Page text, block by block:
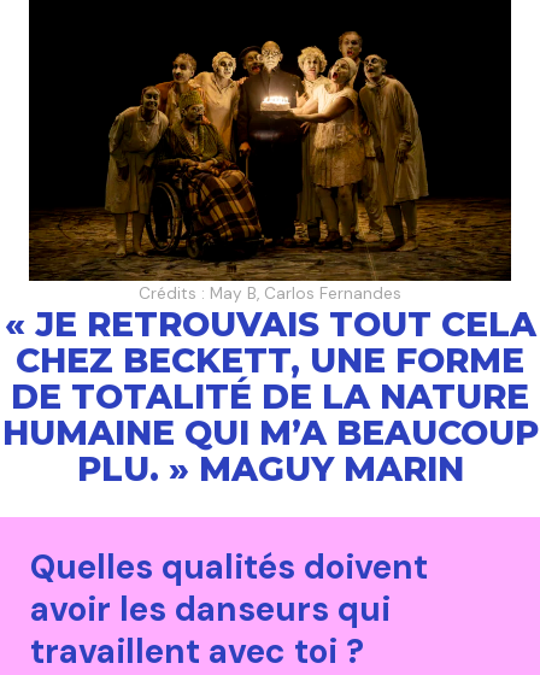
Crédits : May B, Carlos Fernandes
« JE RETROUVAIS TOUT CELA
CHEZ BECKETT, UNE FORME
DE TOTALITÉ DE LA NATURE
HUMAINE QUI M’A BEAUCOUP
PLU. » MAGUY MARIN
Quelles qualités doivent
avoir les danseurs qui
travaillent avec toi ?